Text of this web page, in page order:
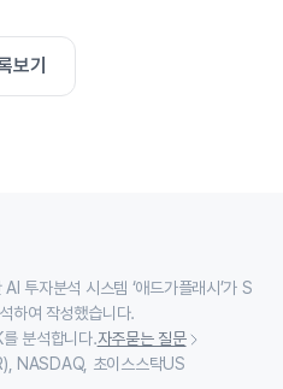
보기
투자분석 시스템 ‘애드가플래시’가 S
하여 작성했습니다.
분석합니다.자주묻는 질문
NASDAQ, 초이스스탁US